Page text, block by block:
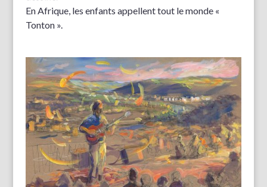
En Afrique, les enfants appellent tout le monde «
Tonton ».